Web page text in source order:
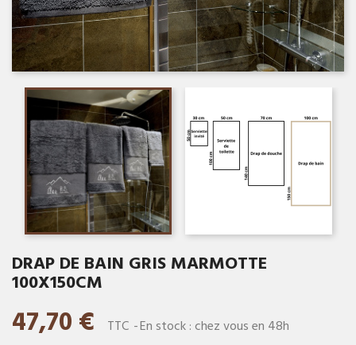
DRAP DE BAIN GRIS MARMOTTE
100X150CM
47,70 € TTC En stock : chez vous en 48h